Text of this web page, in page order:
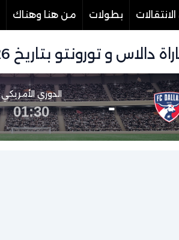
بطولات من هنا وهناك
بتاريخ 22/02/2026 في دوري الدوري الأمريكي
-
الدوري الأمريكي
01:30